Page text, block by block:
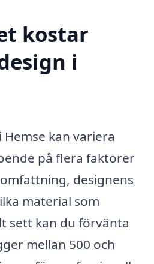
kostar
i
kan variera
på flera faktorer
designens
material som
sett kan du förvänta
mellan 500 och